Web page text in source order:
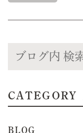
CATEGORY
BLOG